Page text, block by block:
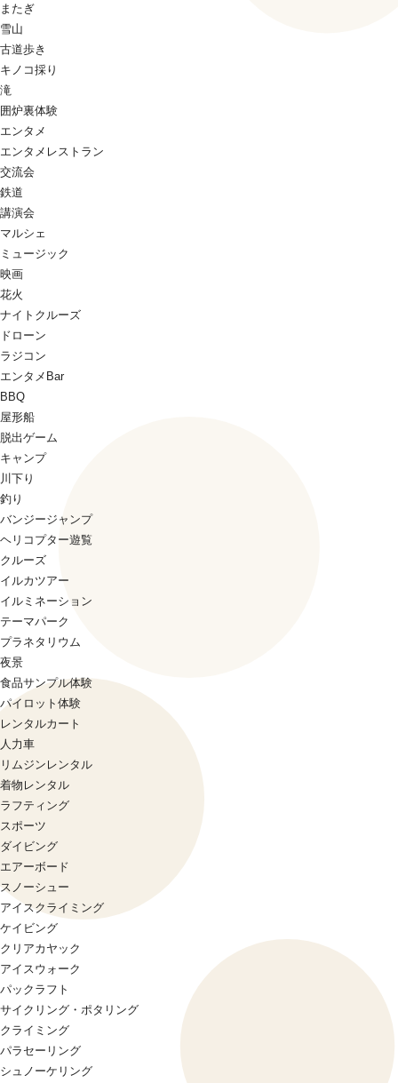
またぎ
雪山
古道歩き
キノコ採り
滝
囲炉裏体験
エンタメ
エンタメレストラン
交流会
鉄道
講演会
マルシェ
ミュージック
映画
花火
ナイトクルーズ
ドローン
ラジコン
エンタメBar
BBQ
屋形船
脱出ゲーム
キャンプ
川下り
釣り
バンジージャンプ
ヘリコプター遊覧
クルーズ
イルカツアー
イルミネーション
テーマパーク
プラネタリウム
夜景
食品サンプル体験
パイロット体験
レンタルカート
人力車
リムジンレンタル
着物レンタル
ラフティング
スポーツ
ダイビング
エアーボード
スノーシュー
アイスクライミング
ケイビング
クリアカヤック
アイスウォーク
パックラフト
サイクリング・ポタリング
クライミング
パラセーリング
シュノーケリング